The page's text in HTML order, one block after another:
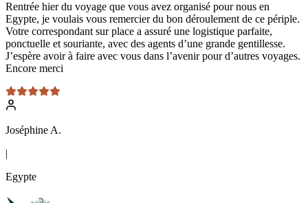
Rentrée hier du voyage que vous avez organisé pour nous en
Egypte, je voulais vous remercier du bon déroulement de ce périple.
Votre correspondant sur place a assuré une logistique parfaite,
ponctuelle et souriante, avec des agents d’une grande gentillesse.
J’espère avoir à faire avec vous dans l’avenir pour d’autres voyages.
Encore merci
Joséphine A.
|
Egypte